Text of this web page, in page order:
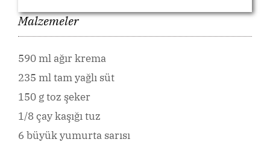
Malzemeler
590 ml ağır krema
235 ml tam yağlı süt
150 g toz şeker
1/8 çay kaşığı tuz
6 büyük yumurta sarısı